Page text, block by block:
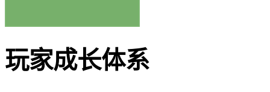
玩家成长体系